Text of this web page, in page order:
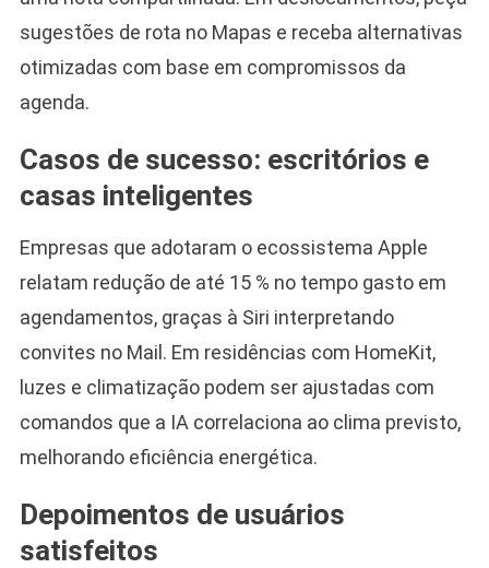
sugestões de rota no Mapas e receba alternativas
otimizadas com base em compromissos da
agenda.
Casos de sucesso: escritórios e
casas inteligentes
Empresas que adotaram o ecossistema Apple
relatam redução de até 15 % no tempo gasto em
agendamentos, graças à Siri interpretando
convites no Mail. Em residências com HomeKit,
luzes e climatização podem ser ajustadas com
comandos que a IA correlaciona ao clima previsto,
melhorando eficiência energética.
Depoimentos de usuários
satisfeitos